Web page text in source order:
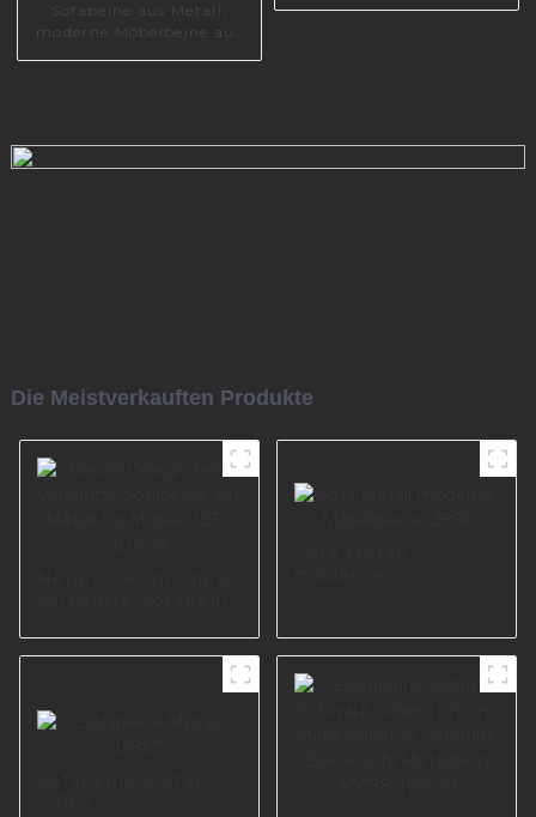
Sofabeine aus Metall,
moderne Möbelbeine aus
Die Meistverkauften Produkte
Möbel I1231-150-09